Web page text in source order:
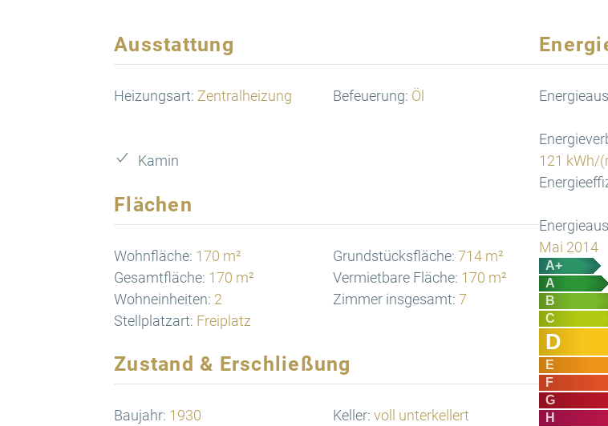
Ausstattung
Heizungsart: Zentralheizung Befeuerung: Öl
Kamin
Flächen
Wohnfläche: 170 m² Grundstücksfläche: 714 m²
Gesamtfläche: 170 m² Vermietbare Fläche: 170 m²
Wohneinheiten: 2 Zimmer insgesamt: 7
Stellplatzart: Freiplatz
Zustand & Erschließung
Baujahr: 1930 Keller: voll unterkellert
121 kWh/
Mai 2014
A+
A
B
C
D
E
F
G
H